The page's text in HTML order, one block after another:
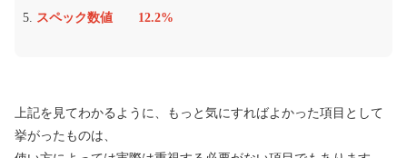
スペック数値 12.2%
上記を見てわかるように、もっと気にすればよかった項目として
挙がったものは、